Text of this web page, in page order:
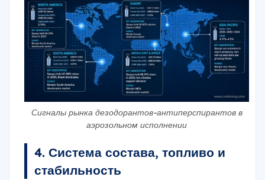
Сигналы рынка дезодорантов-антиперспирантов в
аэрозольном исполнении
4. Система состава, топливо и
стабильность